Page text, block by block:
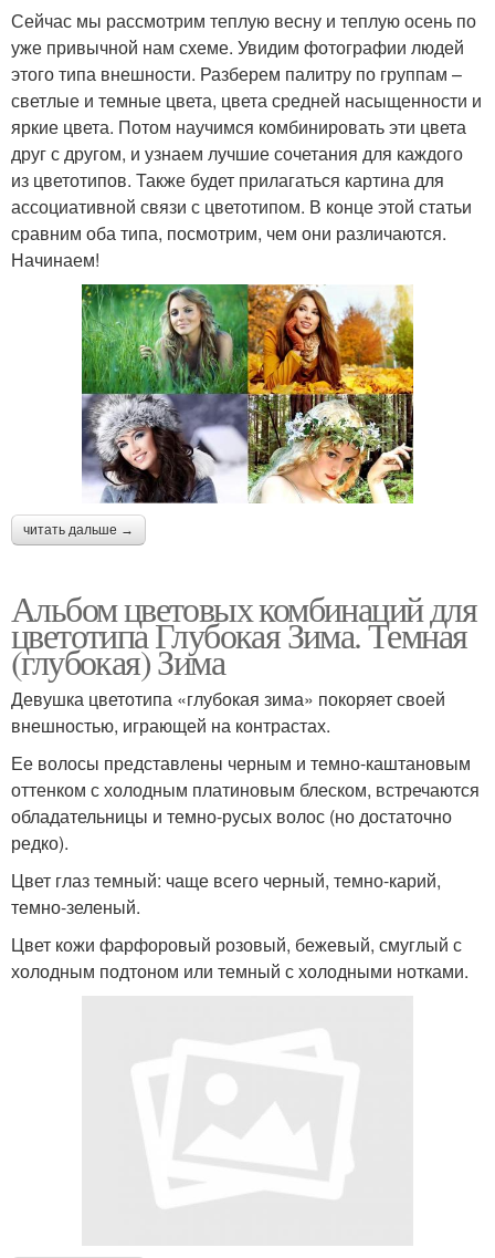
Сейчас мы рассмотрим теплую весну и теплую осень по
уже привычной нам схеме. Увидим фотографии людей
этого типа внешности. Разберем палитру по группам –
светлые и темные цвета, цвета средней насыщенности и
яркие цвета. Потом научимся комбинировать эти цвета
друг с другом, и узнаем лучшие сочетания для каждого
из цветотипов. Также будет прилагаться картина для
ассоциативной связи с цветотипом. В конце этой статьи
сравним оба типа, посмотрим, чем они различаются.
Начинаем!
читать дальше →
Альбом цветовых комбинаций для
цветотипа Глубокая Зима. Темная
(глубокая) Зима
Девушка цветотипа «глубокая зима» покоряет своей
внешностью, играющей на контрастах.
Ее волосы представлены черным и темно-каштановым
оттенком с холодным платиновым блеском, встречаются
обладательницы и темно-русых волос (но достаточно
редко).
Цвет глаз темный: чаще всего черный, темно-карий,
темно-зеленый.
Цвет кожи фарфоровый розовый, бежевый, смуглый с
холодным подтоном или темный с холодными нотками.